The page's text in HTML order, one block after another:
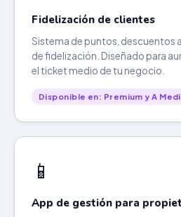
Fidelización de clientes
Sistema de puntos, descuentos
de fidelización. Diseñado para
el ticket medio de tu negocio.
Disponible en: Premium y A
📱
App de gestión para